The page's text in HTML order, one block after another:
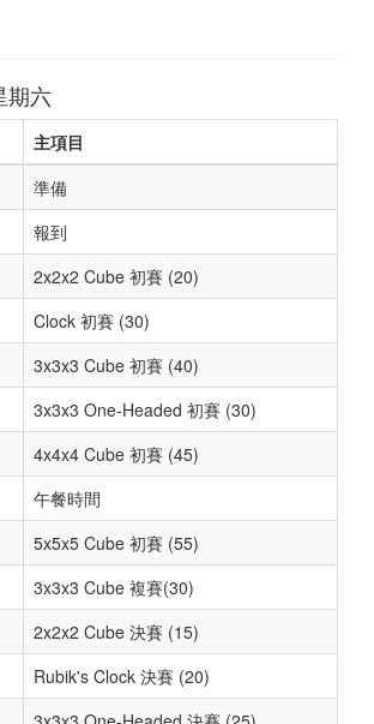
期六
主項目
準備
報到
2x2x2 Cube 初賽 (20)
Clock 初賽 (30)
3x3x3 Cube 初賽 (40)
3x3x3 One-Headed 初賽 (30)
4x4x4 Cube 初賽 (45)
午餐時間
5x5x5 Cube 初賽 (55)
3x3x3 Cube 複賽(30)
2x2x2 Cube 決賽 (15)
Rubik's Clock 決賽 (20)